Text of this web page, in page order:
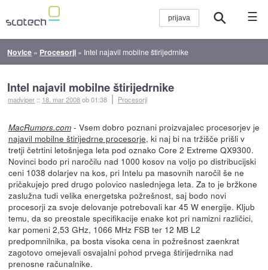
☰
Novice » Procesorji » Intel najavil mobilne štirijedrnike
Intel najavil mobilne štirijedrnike
madviper :: 18. mar 2008ob 01:38 Procesorji
MacRumors.com- Vsem dobro poznani proizvajalec procesorjev je
najavil mobilne štirijedrne procesorje, ki naj bi na tržišče prišli v
tretji četrtini letošnjega leta pod oznako Core 2 Extreme QX9300.
Novinci bodo pri naročilu nad 1000 kosov na voljo po distribucijski
ceni 1038 dolarjev na kos, pri Intelu pa masovnih naročil še ne
pričakujejo pred drugo polovico naslednjega leta. Za to je bržkone
zaslužna tudi velika energetska požrešnost, saj bodo novi
procesorji za svoje delovanje potrebovali kar 45 W energije. Kljub
temu, da so preostale specifikacije enake kot pri namizni različici,
kar pomeni 2,53 GHz, 1066 MHz FSB ter 12 MB L2
predpomnilnika, pa bosta visoka cena in požrešnost zaenkrat
zagotovo omejevali osvajalni pohod prvega štirijedrnika nad
prenosne računalnike.